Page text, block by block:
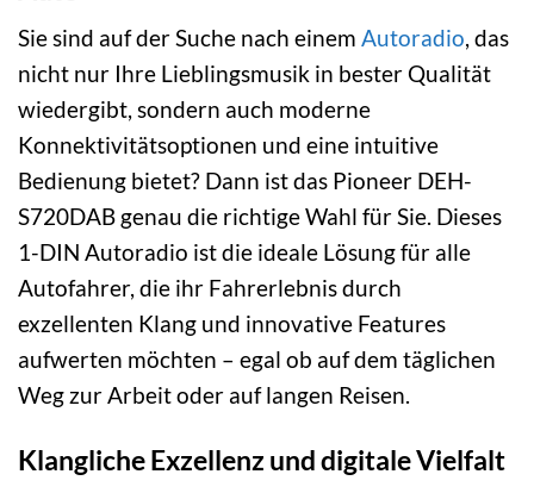
Sie sind auf der Suche nach einem Autoradio, das
nicht nur Ihre Lieblingsmusik in bester Qualität
wiedergibt, sondern auch moderne
Konnektivitätsoptionen und eine intuitive
Bedienung bietet? Dann ist das Pioneer DEH-
S720DAB genau die richtige Wahl für Sie. Dieses
1-DIN Autoradio ist die ideale Lösung für alle
Autofahrer, die ihr Fahrerlebnis durch
exzellenten Klang und innovative Features
aufwerten möchten – egal ob auf dem täglichen
Weg zur Arbeit oder auf langen Reisen.
Klangliche Exzellenz und digitale Vielfalt